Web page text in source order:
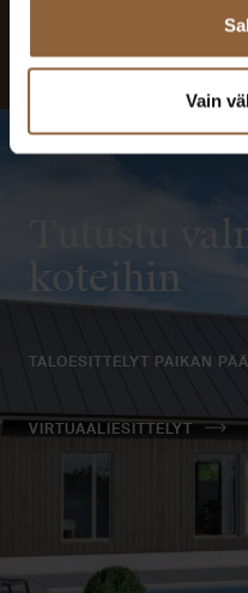
Vain
Tutustu
koteihin
TALOESITTELYT PAIKAN
VIRTUAALIESITTELYT